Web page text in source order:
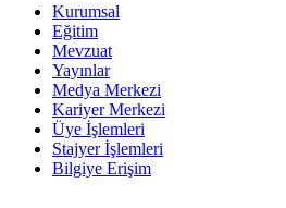
Kurumsal
Eğitim
Mevzuat
Yayınlar
Medya Merkezi
Kariyer Merkezi
Üye İşlemleri
Stajyer İşlemleri
Bilgiye Erişim